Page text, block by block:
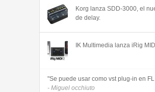
Korg lanza SDD-3000, el
de delay.
IK Multimedia lanza iRig
"Se puede usar como vst plug-in en
- Miguel occhiuto